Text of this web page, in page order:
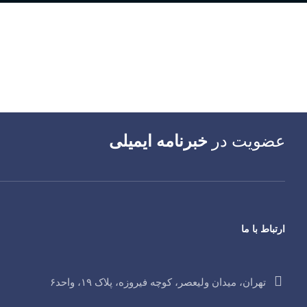
عضویت در خبرنامه ایمیلی
ارتباط با ما
تهران، میدان ولیعصر، کوچه فیروزه، پلاک ۱۹، واحد۶